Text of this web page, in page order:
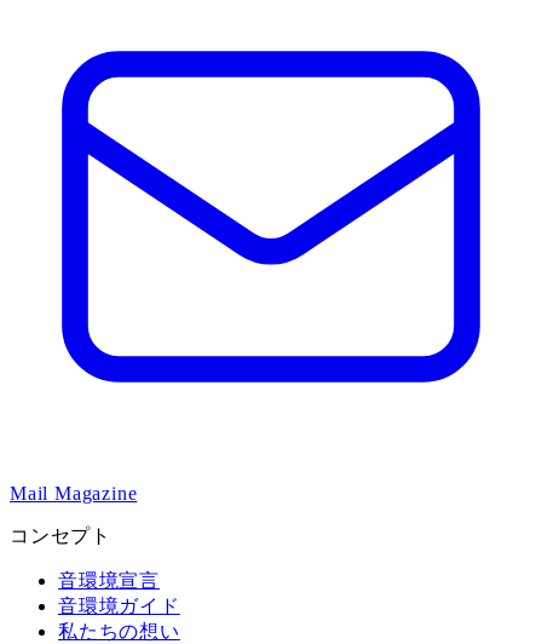
Mail Magazine
コンセプト
音環境宣言
音環境ガイド
私たちの想い